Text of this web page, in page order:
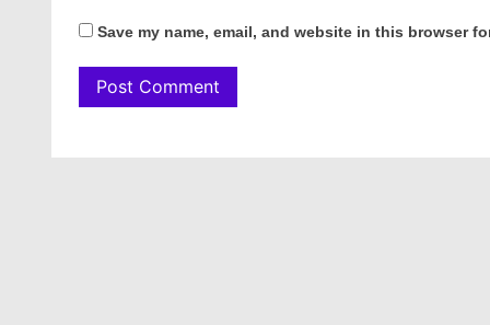
Save my name, email, and website in this browser